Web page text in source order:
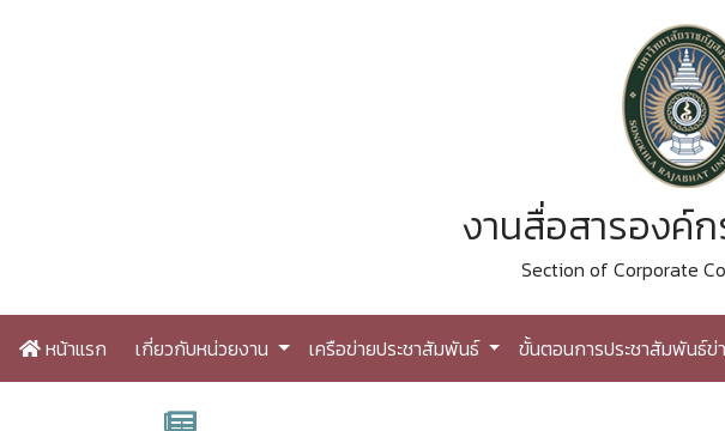
งานสื่อสารองค์
Section of Corporate
หน้าแรก เกี่ยวกับหน่วยงาน เครือข่ายประชาสัมพันธ์ ขั้นตอนการประชาสัมพันธ์ข่